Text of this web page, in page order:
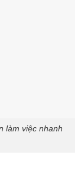
làm việc nhanh